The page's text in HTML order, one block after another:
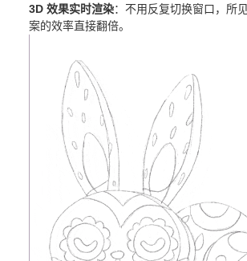
3D 效果实时渲染：不用反复切换窗口，所
案的效率直接翻倍。